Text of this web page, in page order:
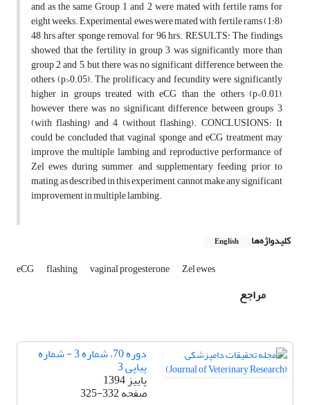
and as the same Group 1 and 2 were mated with fertile rams for
eight weeks. Experimental ewes were mated with fertile rams (1:8)
48 hrs after sponge removal for 96 hrs. RESULTS: The findings
showed that the fertility in group 3 was significantly more than
group 2 and 5, but there was no significant difference between the
others (p>0.05). The prolificacy and fecundity were significantly
higher in groups treated with eCG than the others (p<0.01),
however there was no significant difference between groups 3
(with flashing) and 4 (without flashing). CONCLUSIONS: It
could be concluded that vaginal sponge and eCG treatment may
improve the multiple lambing and reproductive performance of
Zel ewes during summer, and supplementary feeding prior to
mating, as described in this experiment, cannot make any significant
improvement in multiple lambing.
کلیدواژه‌ها English
eCG flashing vaginal progesterone Zel ewes
مراجع
دوره 70، شماره 3 - شماره
پیاپی 3
پاییز 1394
صفحه325-332